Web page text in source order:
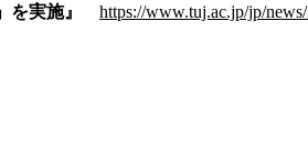
実施』
https://www.tuj.ac.jp/jp/